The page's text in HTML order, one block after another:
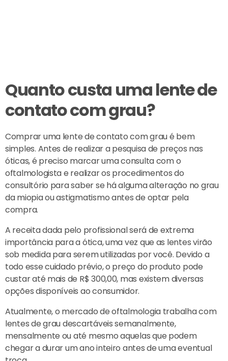
Quanto custa uma lente de
contato com grau?
Comprar uma lente de contato com grau é bem
simples. Antes de realizar a pesquisa de preços nas
óticas, é preciso marcar uma consulta com o
oftalmologista e realizar os procedimentos do
consultório para saber se há alguma alteração no grau
da miopia ou astigmatismo antes de optar pela
compra.
A receita dada pelo profissional será de extrema
importância para a ótica, uma vez que as lentes virão
sob medida para serem utilizadas por você. Devido a
todo esse cuidado prévio, o preço do produto pode
custar até mais de R$ 300,00, mas existem diversas
opções disponíveis ao consumidor.
Atualmente, o mercado de oftalmologia trabalha com
lentes de grau descartáveis semanalmente,
mensalmente ou até mesmo aquelas que podem
chegar a durar um ano inteiro antes de uma eventual